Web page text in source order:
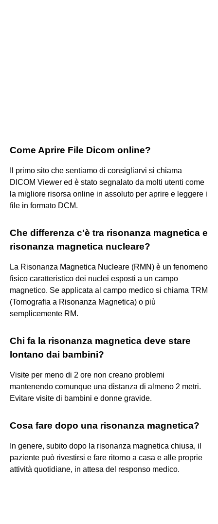
Come Aprire File Dicom online?
Il primo sito che sentiamo di consigliarvi si chiama
DICOM Viewer ed è stato segnalato da molti utenti come
la migliore risorsa online in assoluto per aprire e leggere i
file in formato DCM.
Che differenza c'è tra risonanza magnetica e
risonanza magnetica nucleare?
La Risonanza Magnetica Nucleare (RMN) è un fenomeno
fisico caratteristico dei nuclei esposti a un campo
magnetico. Se applicata al campo medico si chiama TRM
(Tomografia a Risonanza Magnetica) o più
semplicemente RM.
Chi fa la risonanza magnetica deve stare
lontano dai bambini?
Visite per meno di 2 ore non creano problemi
mantenendo comunque una distanza di almeno 2 metri.
Evitare visite di bambini e donne gravide.
Cosa fare dopo una risonanza magnetica?
In genere, subito dopo la risonanza magnetica chiusa, il
paziente può rivestirsi e fare ritorno a casa e alle proprie
attività quotidiane, in attesa del responso medico.